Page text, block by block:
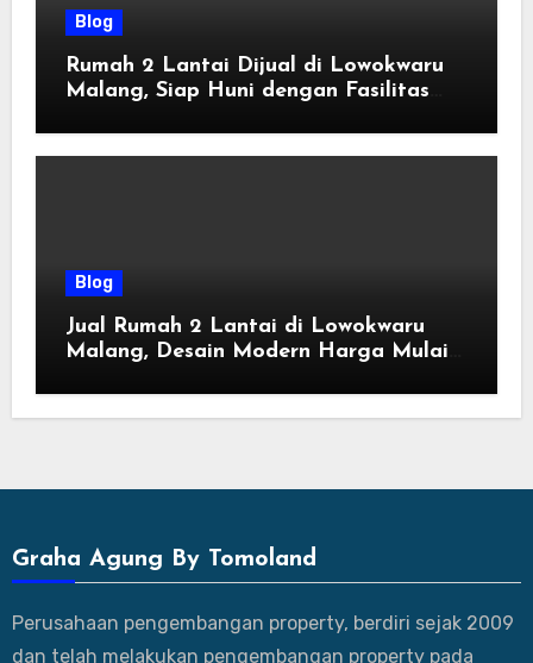
Blog
Rumah 2 Lantai Dijual di Lowokwaru
Malang, Siap Huni dengan Fasilitas
Blog
Jual Rumah 2 Lantai di Lowokwaru
Malang, Desain Modern Harga Mulai
Graha Agung By Tomoland
Perusahaan pengembangan property, berdiri sejak 2009
dan telah melakukan pengembangan property pada